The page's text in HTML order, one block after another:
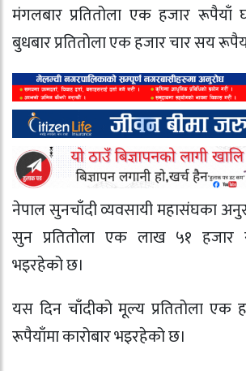
मंगलबार प्रतितोला एक हजार
बुधबार प्रतितोला एक हजार चार सय
नेपाल सुनचाँदी व्यवसायी महासंघका
सुन प्रतितोला एक लाख ५१ हजार
भइरहेको छ।
यस दिन चाँदीको मूल्य प्रतितोला एक
रूपैयाँमा कारोबार भइरहेको छ।